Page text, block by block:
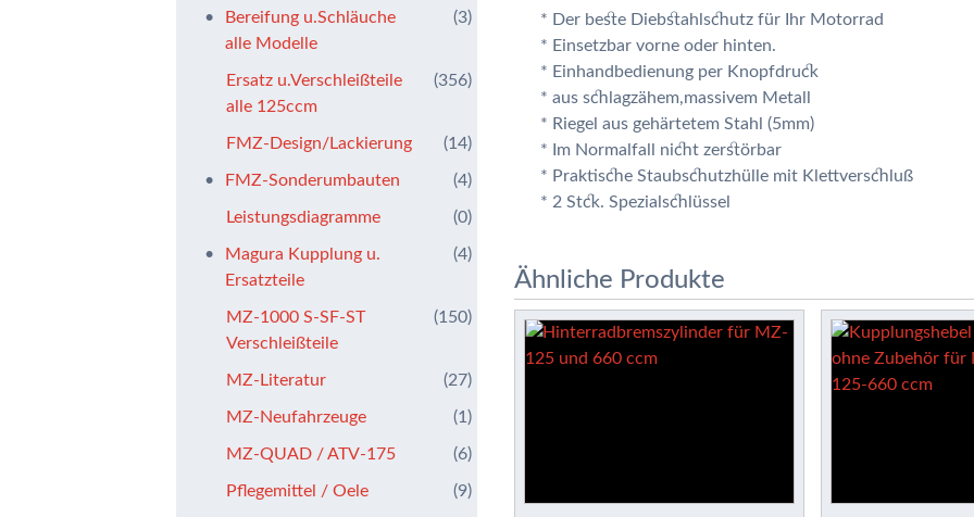
* Der beste Diebstahlschutz für Ihr Motorrad
* Einsetzbar vorne oder hinten.
* Einhandbedienung per Knopfdruck
* aus schlagzähem,massivem Metall
* Riegel aus gehärtetem Stahl (5mm)
* Im Normalfall nicht zerstörbar
* Praktische Staubschutzhülle mit Klettverschluß
* 2 Stck. Spezialschlüssel
Ähnliche Produkte
Bereifung u.Schläuche
alle Modelle
(3)
Ersatz u.Verschleißteile
alle 125ccm
(356)
FMZ-Design/Lackierung (14)
FMZ-Sonderumbauten (4)
Leistungsdiagramme (0)
Magura Kupplung u.
Ersatzteile
(4)
MZ-1000 S-SF-ST
Verschleißteile
(150)
MZ-Literatur (27)
MZ-Neufahrzeuge (1)
MZ-QUAD / ATV-175 (6)
Pflegemittel / Oele (9)